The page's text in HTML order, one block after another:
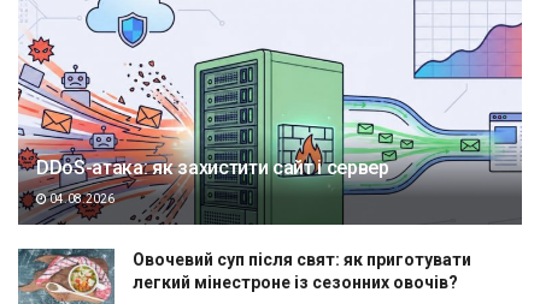
DDoS-атака: як захистити сайт і сервер
04.08.2026
Овочевий суп після свят: як приготувати
легкий мінестроне із сезонних овочів?